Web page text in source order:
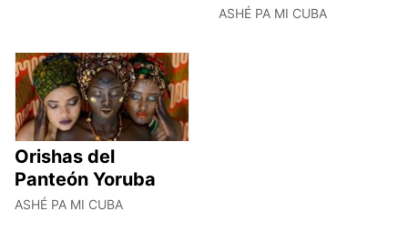
ASHÉ PA MI CUBA
Orishas del
Panteón Yoruba
ASHÉ PA MI CUBA